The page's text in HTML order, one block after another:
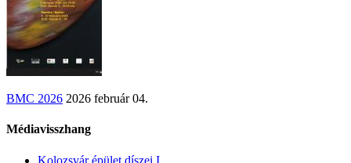
BMC 2026 2026 február 04.
Médiavisszhang
Kolozsvár épület díszei I